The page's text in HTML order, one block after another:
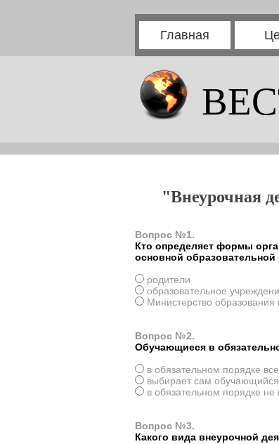
Главная
"Внеурочная
Вопрос №1.
Кто определяет формы
основной
родители
образовательное
Министерство образования
Вопрос №2.
Обучающиеся в
в обязательном порядке
выбирает сам обучающийся
в обязательном порядке
Вопрос №3.
Какого вида внеурочной